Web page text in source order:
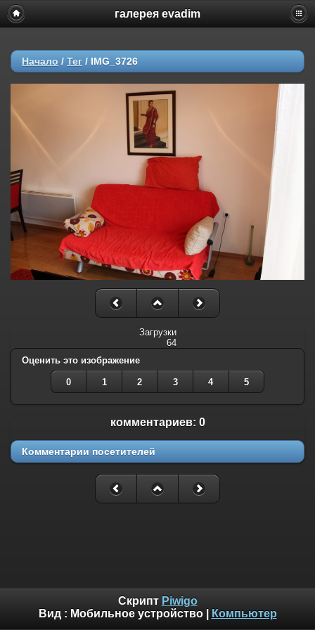
галерея evadim
Начало / Тег / IMG_3726
Загрузки
64
Оценить это изображение
0 1 2 3 4 5
комментариев: 0
Комментарии посетителей
Скрипт Piwigo
Вид : Мобильное устройство| Компьютер